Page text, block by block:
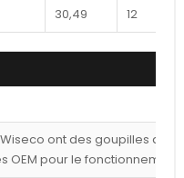
30,49 12
ont des goupilles
OEM pour le